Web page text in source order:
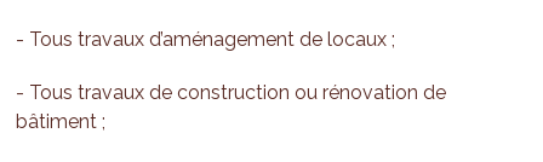
- Tous travaux d’aménagement de locaux ;
- Tous travaux de construction ou rénovation de
bâtiment ;